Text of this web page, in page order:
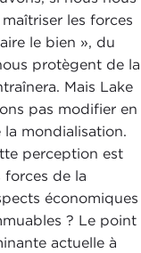
les forces
le bien », du
protègent de la
Mais Lake
pas modifier en
mondialisation.
perception est
forces de la
économiques
? Le point
actuelle à